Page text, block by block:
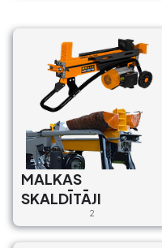
MALKAS
SKALDĪTĀJI
2